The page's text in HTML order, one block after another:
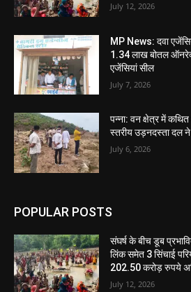
July 12, 2026
MP News: दवा
1.34 लाख बोतल
एजेंसियां सील
July 7, 2026
पन्ना: वन क्षेत्र में
स्तरीय उड़नदस्ता दल ने
July 6, 2026
POPULAR POSTS
संघर्ष के बीच डूब
लिंक समेत 3 सिंचाई
202.50 करोड़ रुपये
July 12, 2026